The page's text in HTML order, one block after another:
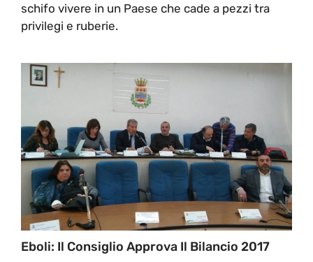
schifo vivere in un Paese che cade a pezzi tra
privilegi e ruberie.
Eboli: Il Consiglio Approva Il Bilancio 2017